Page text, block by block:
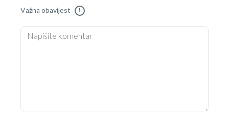
Važna obavijest !